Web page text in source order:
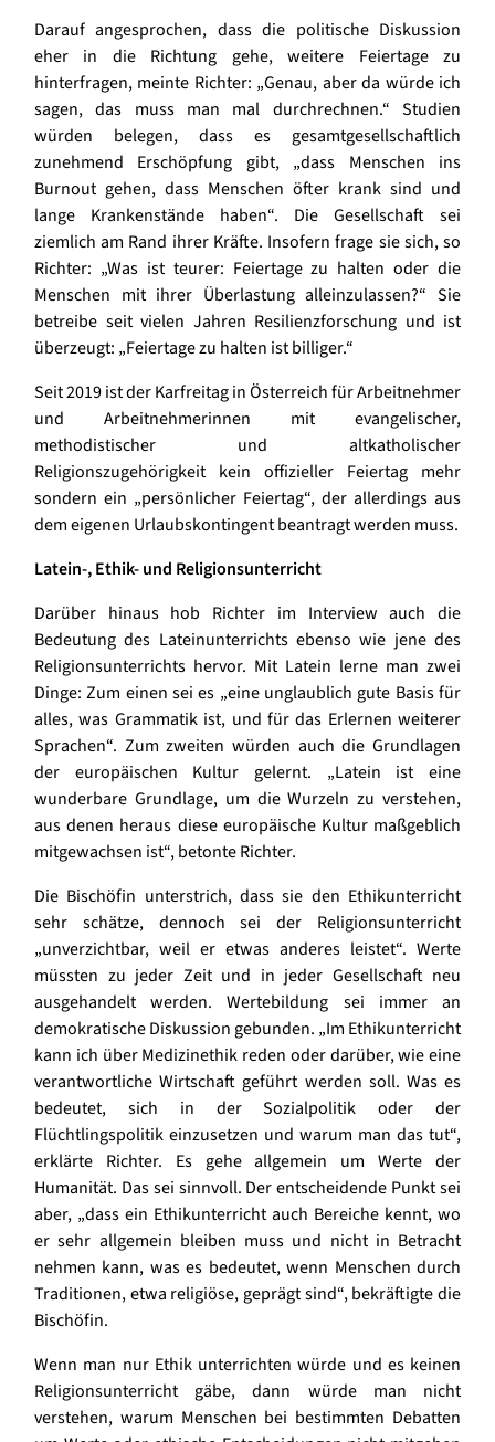
Darauf angesprochen, dass die politische Diskussion
eher in die Richtung gehe, weitere Feiertage zu
hinterfragen, meinte Richter: „Genau, aber da würde ich
sagen, das muss man mal durchrechnen.“ Studien
würden belegen, dass es gesamtgesellschaftlich
zunehmend Erschöpfung gibt, „dass Menschen ins
Burnout gehen, dass Menschen öfter krank sind und
lange Krankenstände haben“. Die Gesellschaft sei
ziemlich am Rand ihrer Kräfte. Insofern frage sie sich, so
Richter: „Was ist teurer: Feiertage zu halten oder die
Menschen mit ihrer Überlastung alleinzulassen?“ Sie
betreibe seit vielen Jahren Resilienzforschung und ist
überzeugt: „Feiertage zu halten ist billiger.“
Seit 2019 ist der Karfreitag in Österreich für Arbeitnehmer
und Arbeitnehmerinnen mit evangelischer,
methodistischer und altkatholischer
Religionszugehörigkeit kein offizieller Feiertag mehr
sondern ein „persönlicher Feiertag“, der allerdings aus
dem eigenen Urlaubskontingent beantragt werden muss.
Latein-, Ethik- und Religionsunterricht
Darüber hinaus hob Richter im Interview auch die
Bedeutung des Lateinunterrichts ebenso wie jene des
Religionsunterrichts hervor. Mit Latein lerne man zwei
Dinge: Zum einen sei es „eine unglaublich gute Basis für
alles, was Grammatik ist, und für das Erlernen weiterer
Sprachen“. Zum zweiten würden auch die Grundlagen
der europäischen Kultur gelernt. „Latein ist eine
wunderbare Grundlage, um die Wurzeln zu verstehen,
aus denen heraus diese europäische Kultur maßgeblich
mitgewachsen ist“, betonte Richter.
Die Bischöfin unterstrich, dass sie den Ethikunterricht
sehr schätze, dennoch sei der Religionsunterricht
„unverzichtbar, weil er etwas anderes leistet“. Werte
müssten zu jeder Zeit und in jeder Gesellschaft neu
ausgehandelt werden. Wertebildung sei immer an
demokratische Diskussion gebunden. „Im Ethikunterricht
kann ich über Medizinethik reden oder darüber, wie eine
verantwortliche Wirtschaft geführt werden soll. Was es
bedeutet, sich in der Sozialpolitik oder der
Flüchtlingspolitik einzusetzen und warum man das tut“,
erklärte Richter. Es gehe allgemein um Werte der
Humanität. Das sei sinnvoll. Der entscheidende Punkt sei
aber, „dass ein Ethikunterricht auch Bereiche kennt, wo
er sehr allgemein bleiben muss und nicht in Betracht
nehmen kann, was es bedeutet, wenn Menschen durch
Traditionen, etwa religiöse, geprägt sind“, bekräftigte die
Bischöfin.
Wenn man nur Ethik unterrichten würde und es keinen
Religionsunterricht gäbe, dann würde man nicht
verstehen, warum Menschen bei bestimmten Debatten